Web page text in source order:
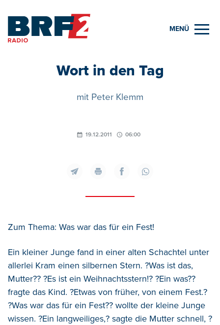
MENÜ
Wort in den Tag
mit Peter Klemm
19.12.2011 06:00
Zum Thema: Was war das für ein Fest!
Ein kleiner Junge fand in einer alten Schachtel unter
allerlei Kram einen silbernen Stern. ?Was ist das,
Mutter?? ?Es ist ein Weihnachtsstern!? ?Ein was??
fragte das Kind. ?Etwas von früher, von einem Fest.?
?Was war das für ein Fest?? wollte der kleine Junge
wissen. ?Ein langweiliges,? sagte die Mutter schnell, ?